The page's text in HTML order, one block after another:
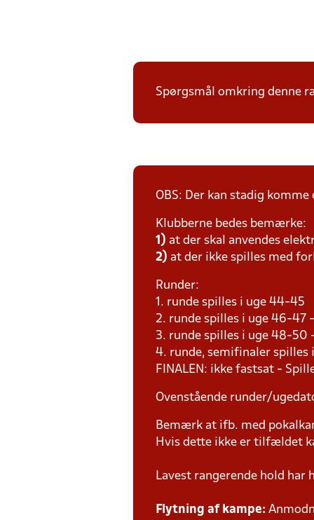
Spørgsmål omkring denne
OBS: Der kan stadig
Klubberne bedes bemærke:
1) at der skal anvendes
2) at der ikke spilles med
Runder:
1. runde spilles i uge 44-45
2. runde spilles i uge 46-47
3. runde spilles i uge 48-50
4. runde, semifinaler spilles
FINALEN: ikke fastsat -
Ovenstående runder/
Bemærk at ifb. med
Hvis dette ikke er tilfældet
Lavest rangerende hold
Flytning af kampe: